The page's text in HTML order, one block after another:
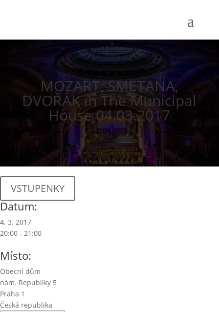
MOZART, SMETANA,
DVOŘÁK in The Municipal
House 04.03.2017
VSTUPENKY
Datum:
4. 3. 2017
20:00 - 21:00
Místo:
Obecní dům
nám. Republiky 5
Praha 1
Česká republika